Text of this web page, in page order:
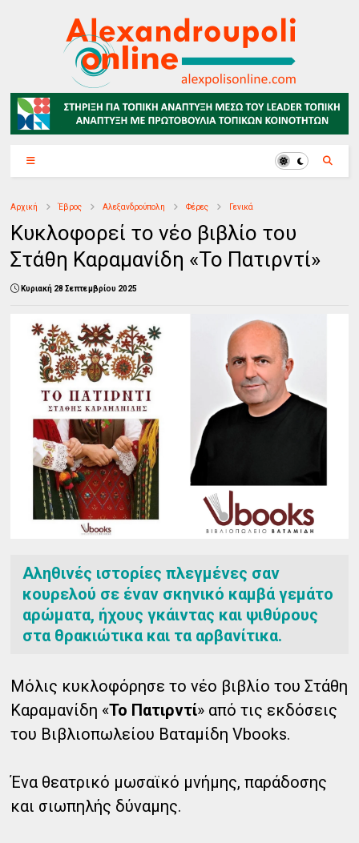
Αρχική Έβρος Αλεξανδρούπολη Φέρες Γενικά
Κυκλοφορεί το νέο βιβλίο του
Στάθη Καραμανίδη «Το Πατιρντί»
Κυριακή 28 Σεπτεμβρίου 2025
Αληθινές ιστορίες πλεγμένες σαν
κουρελού σε έναν σκηνικό καμβά γεμάτο
αρώματα, ήχους γκάιντας και ψιθύρους
στα θρακιώτικα και τα αρβανίτικα.
Μόλις κυκλοφόρησε το νέο βιβλίο του Στάθη
Καραμανίδη «Το Πατιρντί» από τις εκδόσεις
του Βιβλιοπωλείου Βαταμίδη Vbooks.
Ένα θεατρικό μωσαϊκό μνήμης, παράδοσης
και σιωπηλής δύναμης.